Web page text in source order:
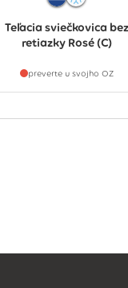
Teľacia sviečkovica bez
retiazky Rosé (C)
preverte u svojho OZ